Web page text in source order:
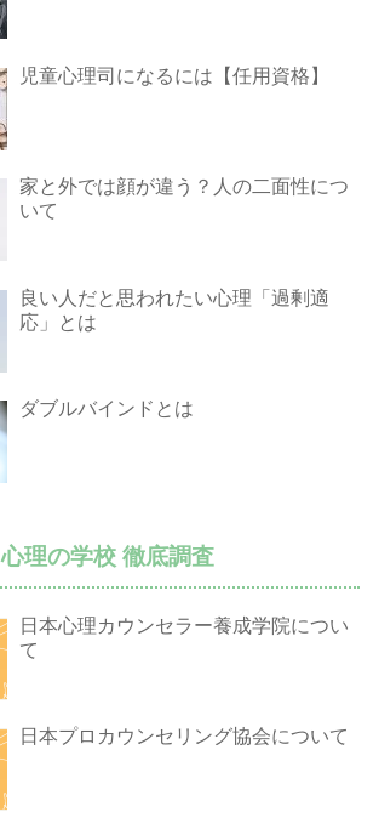
児童心理司になるには【任用資格】
家と外では顔が違う？人の二面性につ
いて
良い人だと思われたい心理「過剰適
応」とは
ダブルバインドとは
心理の学校 徹底調査
日本心理カウンセラー養成学院につい
て
日本プロカウンセリング協会について